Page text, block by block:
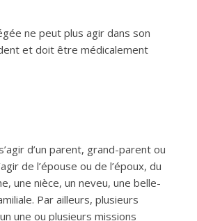
ne peut plus agir dans son
et doit être médicalement
d’un parent, grand-parent ou
de l’épouse ou de l’époux, du
une nièce, un neveu, une belle-
Par ailleurs, plusieurs
une ou plusieurs missions